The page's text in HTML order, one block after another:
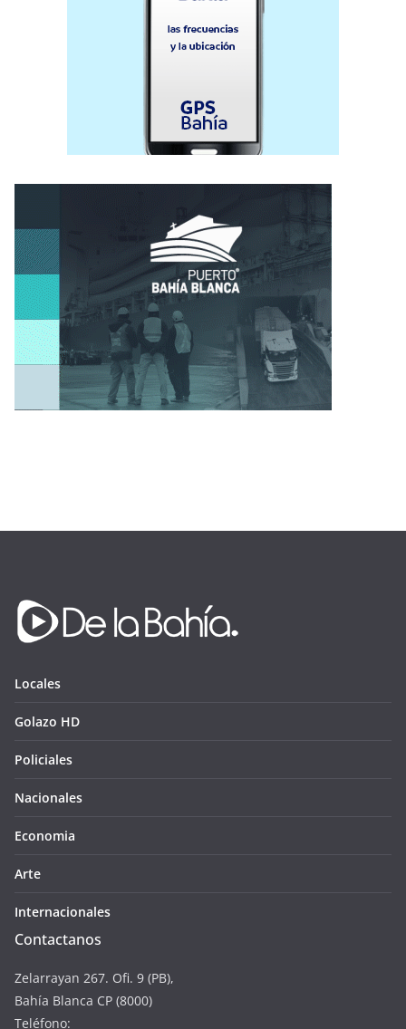
Locales
Golazo HD
Policiales
Nacionales
Economia
Arte
Internacionales
Contactanos
Zelarrayan 267. Ofi. 9 (PB),
Bahía Blanca CP (8000)
Teléfono: